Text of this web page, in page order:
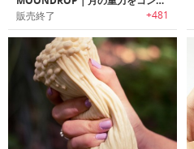
販売終了 +481